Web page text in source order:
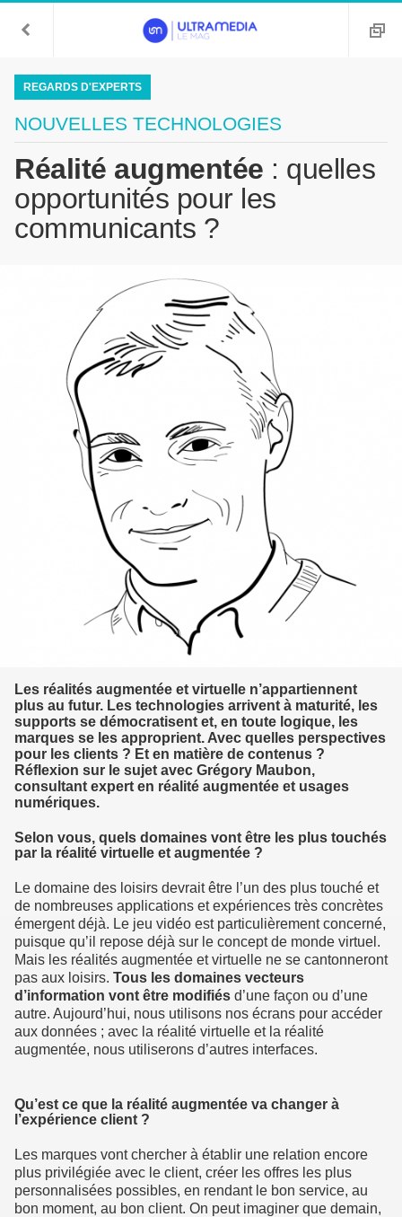
REGARDS D'EXPERTS
NOUVELLES TECHNOLOGIES
Réalité augmentée : quelles
opportunités pour les
communicants ?
Les réalités augmentée et virtuelle n’appartiennent
plus au futur. Les technologies arrivent à maturité, les
supports se démocratisent et, en toute logique, les
marques se les approprient. Avec quelles perspectives
pour les clients ? Et en matière de contenus ?
Réflexion sur le sujet avec Grégory Maubon,
consultant expert en réalité augmentée et usages
numériques.
Selon vous, quels domaines vont être les plus touchés
par la réalité virtuelle et augmentée ?
Le domaine des loisirs devrait être l’un des plus touché et
de nombreuses applications et expériences très concrètes
émergent déjà. Le jeu vidéo est particulièrement concerné,
puisque qu’il repose déjà sur le concept de monde virtuel.
Mais les réalités augmentée et virtuelle ne se cantonneront
pas aux loisirs. Tous les domaines vecteurs
d’information vont être modifiés d’une façon ou d’une
autre. Aujourd’hui, nous utilisons nos écrans pour accéder
aux données ; avec la réalité virtuelle et la réalité
augmentée, nous utiliserons d’autres interfaces.
Qu’est ce que la réalité augmentée va changer à
l’expérience client ?
Les marques vont chercher à établir une relation encore
plus privilégiée avec le client, créer les offres les plus
personnalisées possibles, en rendant le bon service, au
bon moment, au bon client. On peut imaginer que demain,